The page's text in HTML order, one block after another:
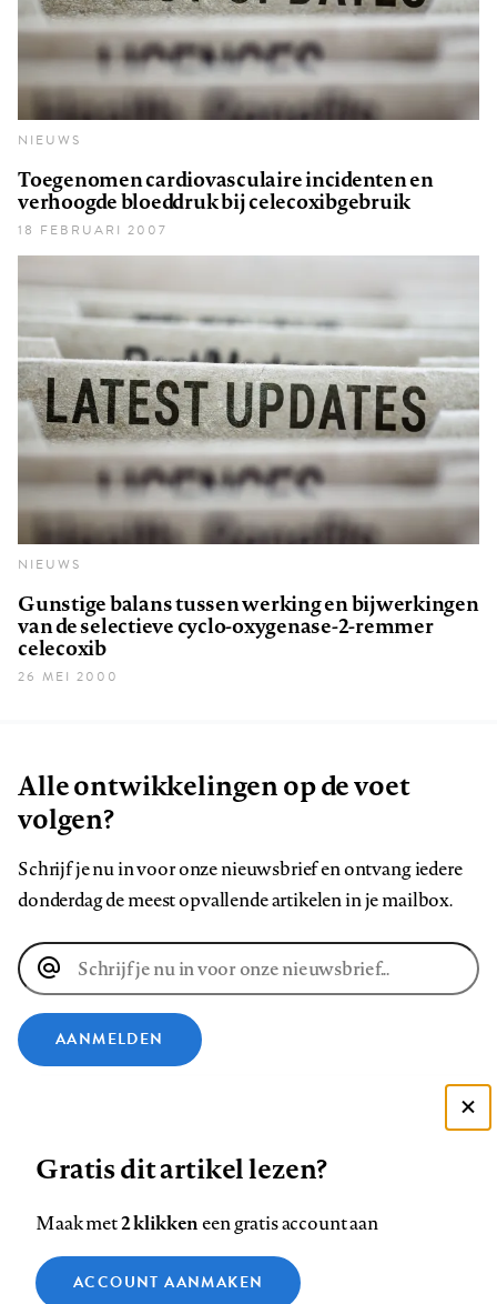
NIEUWS
Toegenomen cardiovasculaire incidenten en
verhoogde bloeddruk bij celecoxibgebruik
18 FEBRUARI 2007
NIEUWS
Gunstige balans tussen werking en bijwerkingen
van de selectieve cyclo-oxygenase-2-remmer
celecoxib
26 MEI 2000
Alle ontwikkelingen op de voet
volgen?
Schrijf je nu in voor onze nieuwsbrief en ontvang iedere
donderdag de meest opvallende artikelen in je mailbox.
E-
mailadres
AANMELDEN
Volg
ons
Facebook
Volg
ons
op
LinkedIn
Volg
ons
op
Bluesky
Volg
ons
op
Instagram
Volg
ons
op
YouTube
ons
Footer
Contact Colofon Disclaimer Privacy
Medische vragen verdienen
Zie onze cookie policy
Gratis dit artikel lezen?
Maak met2 klikkeneen gratis account aan
ACCOUNT AANMAKEN